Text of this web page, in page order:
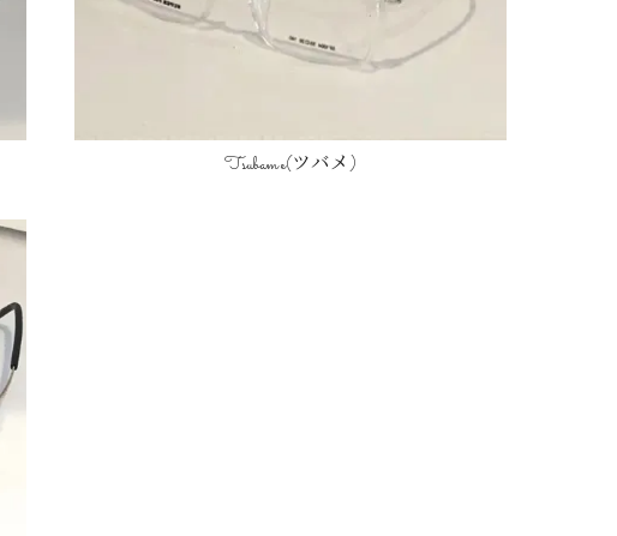
Tsubame(ツバメ)